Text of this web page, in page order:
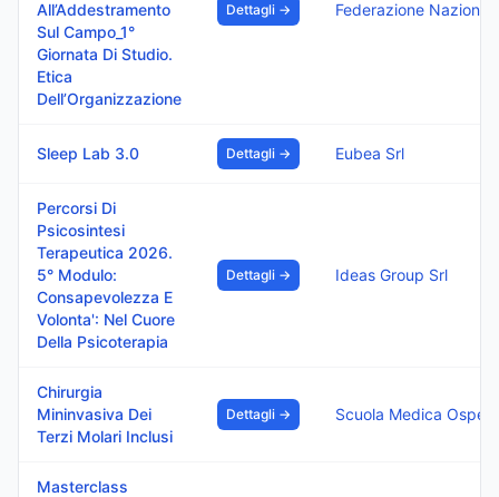
All’Addestramento
Sul Campo_1°
Giornata Di Studio.
Etica
Dell’Organizzazione
Dettagli →
Sleep Lab 3.0 Dettagli → Eubea Srl
Percorsi Di
Psicosintesi
Terapeutica 2026.
5° Modulo:
Consapevolezza E
Volonta': Nel Cuore
Della Psicoterapia
Dettagli → Ideas Group Srl
Chirurgia
Mininvasiva Dei
Terzi Molari Inclusi
Dettagli →
Masterclass